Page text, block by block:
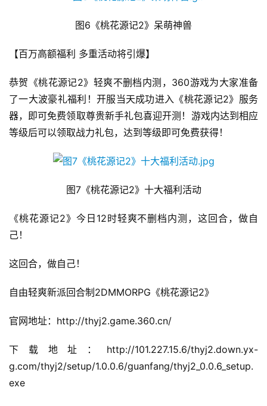
日
对
接
站
中
文
(
中
国
图6《桃花源记2》呆萌神兽
【百万高额福利 多重活动将引爆】
恭贺《桃花源记2》轻爽不删档内测，360游戏为大家准备
了一大波豪礼福利！开服当天成功进入《桃花源记2》服务
器，即可免费领取尊贵新手礼包喜迎开测！游戏内达到相应
等级后可以领取战力礼包，达到等级即可免费获得！
图7《桃花源记2》十大福利活动
《桃花源记2》今日12时轻爽不删档内测，这回合，做自
己！
这回合，做自己！
自由轻爽新派回合制2DMMORPG《桃花源记2》
官网地址：http://thyj2.game.360.cn/
下载地址：http://101.227.15.6/thyj2.down.yx-
g.com/thyj2/setup/1.0.0.6/guanfang/thyj2_0.0.6_setup.
exe